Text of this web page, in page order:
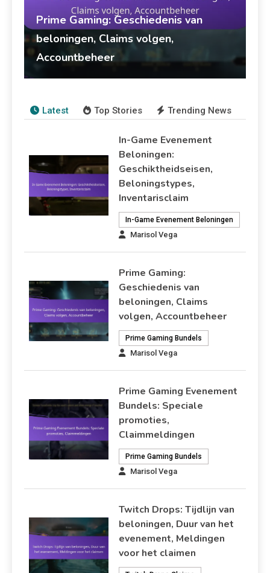
Prime Gaming: Geschiedenis van
beloningen, Claims volgen,
Accountbeheer
Prime Gaming Bundels Marisol Vega 13/03/2026
Latest Top Stories Trending News
In-Game Evenement
Beloningen:
Geschiktheidseisen,
Beloningstypes,
Inventarisclaim
In-Game Evenement Beloningen
Marisol Vega
Prime Gaming:
Geschiedenis van
beloningen, Claims
volgen, Accountbeheer
Prime Gaming Bundels
Marisol Vega
Prime Gaming Evenement
Bundels: Speciale
promoties,
Claimmeldingen
Prime Gaming Bundels
Marisol Vega
Twitch Drops: Tijdlijn van
beloningen, Duur van het
evenement, Meldingen
voor het claimen